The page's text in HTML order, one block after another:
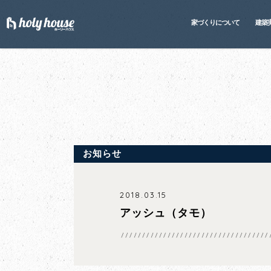
家づくりについて 建築
お知らせ
2018.03.15
アッシュ（タモ）